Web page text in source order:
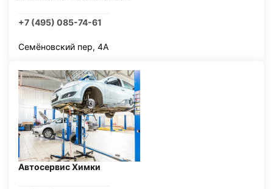
+7 (495) 085-74-61
Семёновский пер, 4А
Автосервис Химки